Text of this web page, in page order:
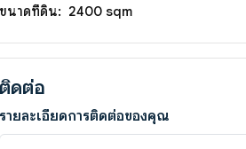
ขนาดที่ดิน: 2400 sqm
ติดต่อ
รายละเอียดการติดต่อของคุณ